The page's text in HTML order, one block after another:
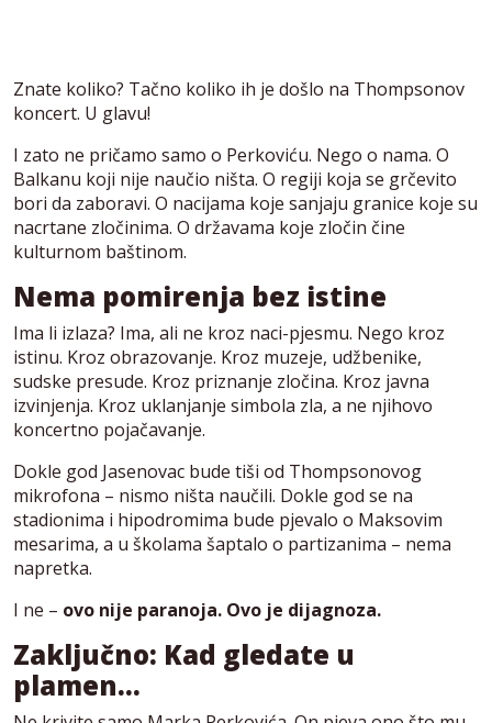
Znate koliko? Tačno koliko ih je došlo na Thompsonov
koncert. U glavu!
I zato ne pričamo samo o Perkoviću. Nego o nama. O
Balkanu koji nije naučio ništa. O regiji koja se grčevito
bori da zaboravi. O nacijama koje sanjaju granice koje su
nacrtane zločinima. O državama koje zločin čine
kulturnom baštinom.
Nema pomirenja bez istine
Ima li izlaza? Ima, ali ne kroz naci-pjesmu. Nego kroz
istinu. Kroz obrazovanje. Kroz muzeje, udžbenike,
sudske presude. Kroz priznanje zločina. Kroz javna
izvinjenja. Kroz uklanjanje simbola zla, a ne njihovo
koncertno pojačavanje.
Dokle god Jasenovac bude tiši od Thompsonovog
mikrofona – nismo ništa naučili. Dokle god se na
stadionima i hipodromima bude pjevalo o Maksovim
mesarima, a u školama šaptalo o partizanima – nema
napretka.
I ne – ovo nije paranoja. Ovo je dijagnoza.
Zaključno: Kad gledate u
plamen…